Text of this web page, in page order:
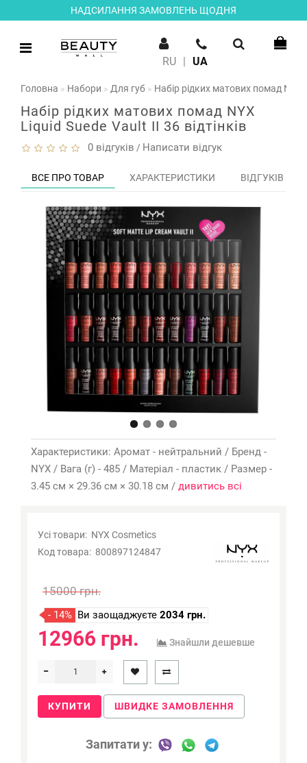
НАДСИЛАННЯ ЗАМОВЛЕНЬ ЩОДНЯ
RU | UA
Головна Набори Для губ Набір рідких матових помад NYX
Набір рідких матових помад NYX
Liquid Suede Vault II 36 відтінків
0 відгуків / Написати відгук
ВСЕ ПРО ТОВАР ХАРАКТЕРИСТИКИ ВІДГУКІВ (0)
Характеристики: Аромат - нейтральний / Бренд -
NYX / Вага (г) - 485 / Матеріал - пластик / Размер -
3.45 см × 29.36 см × 30.18 см / дивитись всі
Усі товари: NYX Cosmetics
Код товара: 800897124847
15000 грн.
- 14% Ви заощаджуєте 2034 грн.
12966 грн. Знайшли дешевше
КУПИТИ ШВИДКЕ ЗАМОВЛЕННЯ
Запитати у: